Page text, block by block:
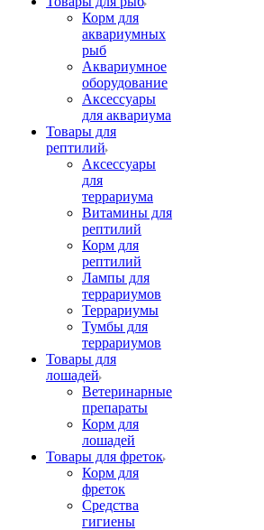
Корм для
аквариумных
рыб
Аквариумное
оборудование
Аксессуары
для аквариума
Товары для
рептилий
Аксессуары
для
террариума
Витамины для
рептилий
Корм для
рептилий
Лампы для
террариумов
Террариумы
Тумбы для
террариумов
Товары для
лошадей
Ветеринарные
препараты
Корм для
лошадей
Товары для фреток
Корм для
фреток
Средства
гигиены